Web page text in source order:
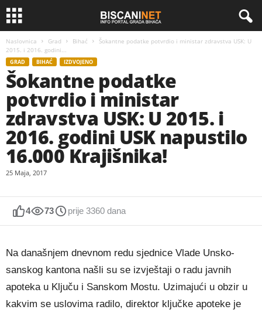
Naslovnica Grad Bihać
Šokantne podatke potvrdio i ministar zdravstva USK: U
2015. i 2016. godini...
GRAD BIHAĆ IZDVOJENO
Šokantne podatke
potvrdio i ministar
zdravstva USK: U 2015. i
2016. godini USK napustilo
16.000 Krajišnika!
25 Maja, 2017
4 73 prije 3360 dana
Na današnjem dnevnom redu sjednice Vlade Unsko-
sanskog kantona našli su se izvještaji o radu javnih
apoteka u Ključu i Sanskom Mostu. Uzimajući u obzir u
kakvim se uslovima radilo, direktor ključke apoteke je